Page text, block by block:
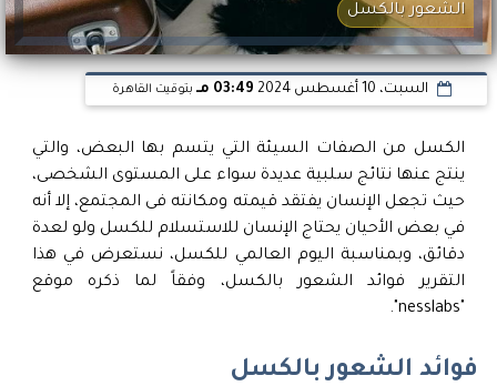
الشعور بالكسل
السبت، 10 أغسطس 2024 03:49 مـ بتوقيت القاهرة
الكسل من الصفات السيئة التي يتسم بها البعض، والتي
ينتج عنها نتائج سلبية عديدة سواء على المستوى الشخصى،
حيث تجعل الإنسان يفتقد قيمته ومكانته فى المجتمع، إلا أنه
في بعض الأحيان يحتاج الإنسان للاستسلام للكسل ولو لعدة
دقائق، وبمناسبة اليوم العالمي للكسل، نستعرض في هذا
التقرير فوائد الشعور بالكسل، وفقاً لما ذكره موقع
فوائد الشعور بالكسل